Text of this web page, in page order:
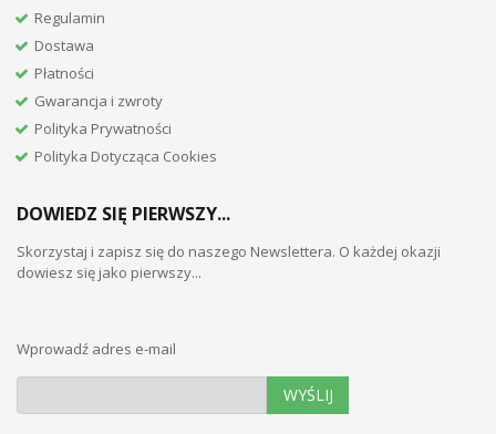
Regulamin
Dostawa
Płatności
Gwarancja i zwroty
Polityka Prywatności
Polityka Dotycząca Cookies
DOWIEDZ SIĘ PIERWSZY...
Skorzystaj i zapisz się do naszego Newslettera. O każdej okazji
dowiesz się jako pierwszy...
Wprowadź adres e-mail
WYŚLIJ